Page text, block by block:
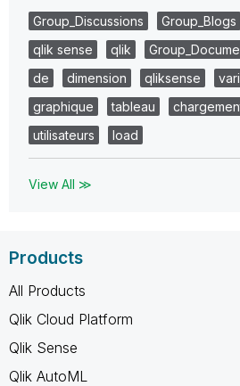
Group_Discussions Group_Blogs
qlik sense
qlik
de
dimension qliksense
graphique
tableau
utilisateurs
load
View All ≫
Products
All Products
Qlik Cloud Platform
Qlik Sense
Qlik AutoML